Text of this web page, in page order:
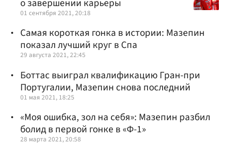
о завершении карьеры
01 сентября 2021, 20:18
Самая короткая гонка в истории: Мазепин
показал лучший круг в Спа
29 августа 2021, 22:45
Боттас выиграл квалификацию Гран-при
Португалии, Мазепин снова последний
01 мая 2021, 18:25
«Моя ошибка, зол на себя»: Мазепин разбил
болид в первой гонке в «Ф-1»
28 марта 2021, 20:58